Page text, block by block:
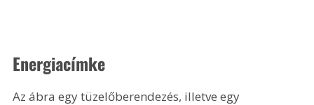
Energiacímke
Az ábra egy tüzelőberendezés, illetve egy